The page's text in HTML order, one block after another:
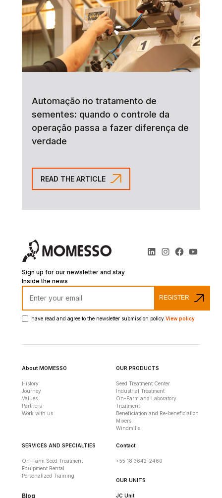
Automação no tratamento de
sementes: quando o controle da
operação passa a fazer diferença de
verdade
READ THE ARTICLE
Sign up for our newsletter and stay
Inside the news
REGISTER
I have read and agree to the newsletter submission policy.View policy
About MOMESSO
History
Journey
Values
Partners
Work with us
OUR PRODUCTS
Seed Treatment Center
Industrial Treatment
On-Farm and Laboratory
Treatment
Beneficiation and Re-beneficiation
Mixers
Windmills
SERVICES AND SPECIALTIES
On-Farm Seed Treatment
Equipment Rental
Personalized Training
Blog
Contact
+55 18 3642-2460
OUR UNITS
JC Unit